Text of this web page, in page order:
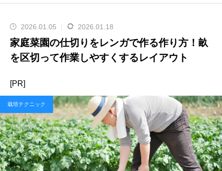
2026.01.05 2026.01.18
家庭菜園の仕切りをレンガで作る作り方！畝
を区切って作業しやすくするレイアウト
[PR]
栽培テクニック